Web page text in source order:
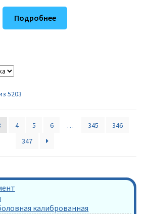
Подробнее
5203
4 5 6 … 345
346
347
калиброванная